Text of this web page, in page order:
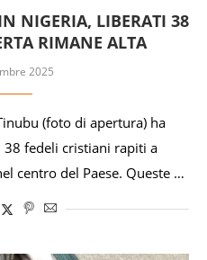
NIGERIA, LIBERATI 38
RIMANE ALTA
2025
(foto di apertura) ha
fedeli cristiani rapiti a
centro del Paese. Queste …